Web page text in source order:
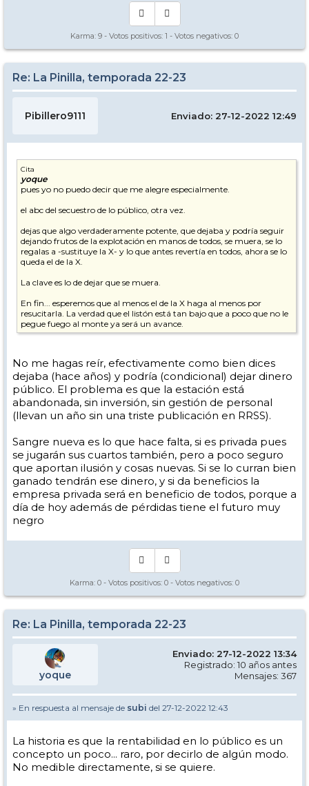
Karma: 9 - Votos positivos: 1 - Votos negativos: 0
Re: La Pinilla, temporada 22-23
Pibillero9111 Enviado: 27-12-2022 12:49
Cita
yoque
pues yo no puedo decir que me alegre especialmente.
el abc del secuestro de lo público, otra vez.
dejas que algo verdaderamente potente, que dejaba y podría seguir
dejando frutos de la explotación en manos de todos, se muera, se lo
regalas a -sustituye la X- y lo que antes revertía en todos, ahora se lo
queda el de la X.
La clave es lo de dejar que se muera.
En fin... esperemos que al menos el de la X haga al menos por
resucitarla. La verdad que el listón está tan bajo que a poco que no le
pegue fuego al monte ya será un avance.
No me hagas reír, efectivamente como bien dices
dejaba (hace años) y podría (condicional) dejar dinero
público. El problema es que la estación está
abandonada, sin inversión, sin gestión de personal
(llevan un año sin una triste publicación en RRSS).
Sangre nueva es lo que hace falta, si es privada pues
se jugarán sus cuartos también, pero a poco seguro
que aportan ilusión y cosas nuevas. Si se lo curran bien
ganado tendrán ese dinero, y si da beneficios la
empresa privada será en beneficio de todos, porque a
día de hoy además de pérdidas tiene el futuro muy
negro
Karma: 0 - Votos positivos: 0 - Votos negativos: 0
Re: La Pinilla, temporada 22-23
yoque
Enviado: 27-12-2022 13:34
Registrado: 10 años antes
Mensajes: 367
» En respuesta al mensaje de subi del 27-12-2022 12:43
La historia es que la rentabilidad en lo público es un
concepto un poco... raro, por decirlo de algún modo.
No medible directamente, si se quiere.